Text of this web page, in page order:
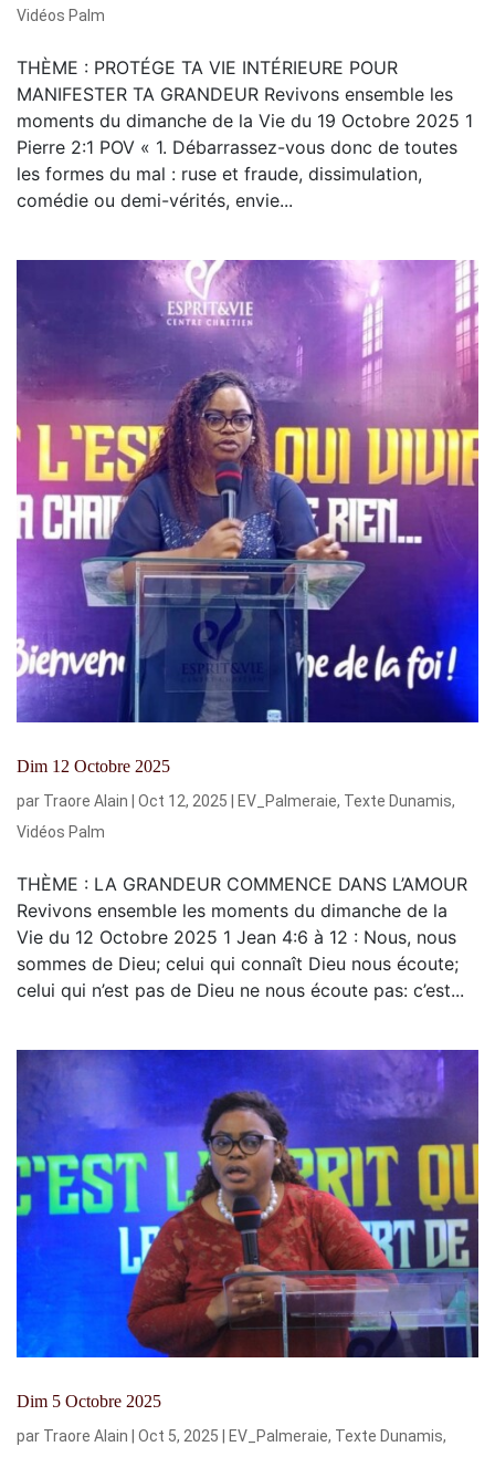
Vidéos Palm
THÈME : PROTÉGE TA VIE INTÉRIEURE POUR
MANIFESTER TA GRANDEUR Revivons ensemble les
moments du dimanche de la Vie du 19 Octobre 2025 1
Pierre 2:1 POV « 1. Débarrassez-vous donc de toutes
les formes du mal : ruse et fraude, dissimulation,
comédie ou demi-vérités, envie...
Dim 12 Octobre 2025
par Traore Alain Oct 12, 2025 EV_Palmeraie, Texte Dunamis,
Vidéos Palm
THÈME : LA GRANDEUR COMMENCE DANS L’AMOUR
Revivons ensemble les moments du dimanche de la
Vie du 12 Octobre 2025 1 Jean 4:6 à 12 : Nous, nous
sommes de Dieu; celui qui connaît Dieu nous écoute;
celui qui n’est pas de Dieu ne nous écoute pas: c’est...
Dim 5 Octobre 2025
par Traore Alain Oct 5, 2025 EV_Palmeraie, Texte Dunamis,